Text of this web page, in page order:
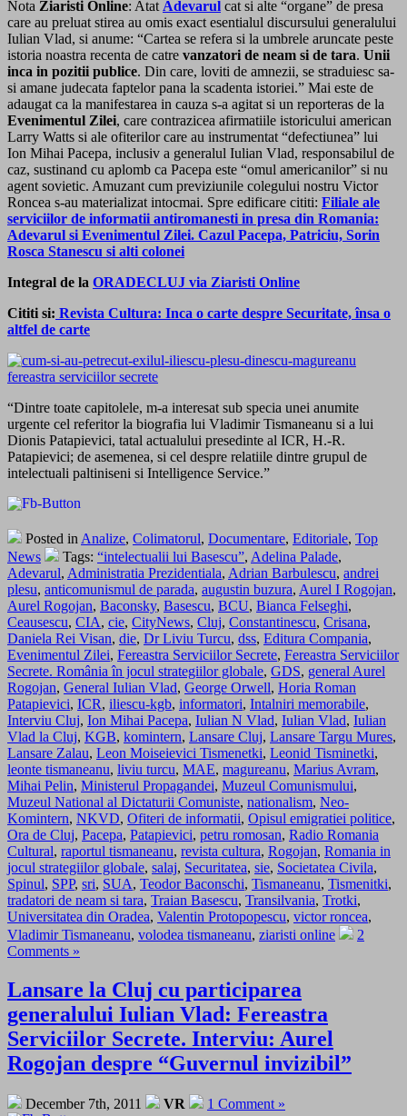
Nota Ziaristi Online: Atat Adevarul cat si alte “organe” de presa
care au preluat stirea au omis exact esentialul discursului generalului
Iulian Vlad, si anume: “Cartea se refera si la umbrele aruncate peste
istoria noastra recenta de catre vanzatori de neam si de tara. Unii
inca in pozitii publice. Din care, loviti de amnezii, se straduiesc sa-
si amane judecata faptelor pana la scadenta istoriei.” Mai este de
adaugat ca la manifestarea in cauza s-a agitat si un reporteras de la
Evenimentul Zilei, care contrazicea afirmatiile istoricului american
Larry Watts si ale ofiterilor care au instrumentat “defectiunea” lui
Ion Mihai Pacepa, inclusiv a generalul Iulian Vlad, responsabilul de
caz, sustinand cu aplomb ca Pacepa este “omul americanilor” si nu
agent sovietic. Amuzant cum previziunile colegului nostru Victor
Roncea s-au materializat intocmai. Spre edificare cititi: Filiale ale
serviciilor de informatii antiromanesti in presa din Romania:
Adevarul si Evenimentul Zilei. Cazul Pacepa, Patriciu, Sorin
Rosca Stanescu si alti colonei
Integral de la ORADECLUJ via Ziaristi Online
Cititi si: Revista Cultura: Inca o carte despre Securitate, însa o
altfel de carte
“Dintre toate capitolele, m-a interesat sub specia unei anumite
urgente cel referitor la biografia lui Vladimir Tismaneanu si a lui
Dionis Patapievici, tatal actualului presedinte al ICR, H.-R.
Patapievici; de asemenea, si cel despre relatiile dintre grupul de
intelectuali paltiniseni si Intelligence Service.”
Posted in Analize, Colimatorul, Documentare, Editoriale, Top
News
Tags: “intelectualii lui Basescu”, Adelina Palade,
Adevarul, Administratia Prezidentiala, Adrian Barbulescu, andrei
plesu, anticomunismul de parada, augustin buzura, Aurel I Rogojan,
Aurel Rogojan, Baconsky, Basescu, BCU, Bianca Felseghi,
Ceausescu, CIA, cie, CityNews, Cluj, Constantinescu, Crisana,
Daniela Rei Visan, die, Dr Liviu Turcu, dss, Editura Compania,
Evenimentul Zilei, Fereastra Serviciilor Secrete, Fereastra Serviciilor
Secrete. România în jocul strategiilor globale, GDS, general Aurel
Rogojan, General Iulian Vlad, George Orwell, Horia Roman
Patapievici, ICR, iliescu-kgb, informatori, Intalniri memorabile,
Interviu Cluj, Ion Mihai Pacepa, Iulian N Vlad, Iulian Vlad, Iulian
Vlad la Cluj, KGB, komintern, Lansare Cluj, Lansare Targu Mures,
Lansare Zalau, Leon Moiseievici Tismenetki, Leonid Tisminetki,
leonte tismaneanu, liviu turcu, MAE, magureanu, Marius Avram,
Mihai Pelin, Ministerul Propagandei, Muzeul Comunismului,
Muzeul National al Dictaturii Comuniste, nationalism, Neo-
Komintern, NKVD, Ofiteri de informatii, Opisul emigratiei politice,
Ora de Cluj, Pacepa, Patapievici, petru romosan, Radio Romania
Cultural, raportul tismaneanu, revista cultura, Rogojan, Romania in
jocul strategiilor globale, salaj, Securitatea, sie, Societatea Civila,
Spinul, SPP, sri, SUA, Teodor Baconschi, Tismaneanu, Tismenitki,
tradatori de neam si tara, Traian Basescu, Transilvania, Trotki,
Universitatea din Oradea, Valentin Protopopescu, victor roncea,
Vladimir Tismaneanu, volodea tismaneanu, ziaristi online
2
Comments »
Lansare la Cluj cu participarea
generalului Iulian Vlad: Fereastra
Serviciilor Secrete. Interviu: Aurel
Rogojan despre “Guvernul invizibil”
December 7th, 2011 VR 1 Comment »